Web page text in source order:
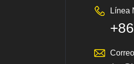
Línea
Cliente